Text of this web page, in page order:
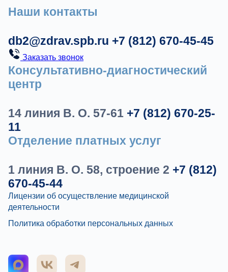
Наши контакты
db2@zdrav.spb.ru +7 (812) 670-45-45
Заказать звонок
Консультативно-диагностический
центр
14 линия В. О. 57-61 +7 (812) 670-25-
11
Отделение платных услуг
1 линия В. О. 58, строение 2 +7 (812)
670-45-44
Лицензии об осуществление медицинской
деятельности
Политика обработки персональных данных